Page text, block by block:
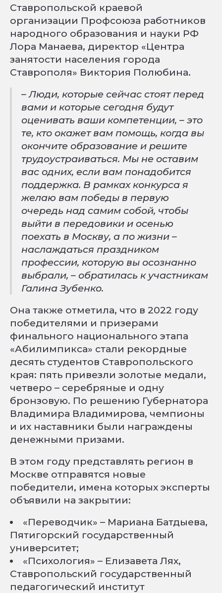
Ставропольской краевой
организации Профсоюза работников
народного образования и науки РФ
Лора Манаева, директор «Центра
занятости населения города
Ставрополя» Виктория Полюбина.
– Люди, которые сейчас стоят перед
вами и которые сегодня будут
оценивать ваши компетенции, – это
те, кто окажет вам помощь, когда вы
окончите образование и решите
трудоустраиваться. Мы не оставим
вас одних, если вам понадобится
поддержка. В рамках конкурса я
желаю вам победы в первую
очередь над самим собой, чтобы
выйти в передовики и осенью
поехать в Москву, а по жизни –
наслаждаться праздником
профессии, которую вы осознанно
выбрали, – обратилась к участникам
Галина Зубенко.
Она также отметила, что в 2022 году
победителями и призерами
финального национального этапа
«Абилимпикса» стали рекордные
десять студентов Ставропольского
края: пять привезли золотые медали,
четверо – серебряные и одну
бронзовую. По решению Губернатора
Владимира Владимирова, чемпионы
и их наставники были награждены
денежными призами.
В этом году представлять регион в
Москве отправятся новые
победители, имена которых эксперты
объявили на закрытии:
«Переводчик» – Мариана Батдыева,
Пятигорский государственный
университет;
«Психология» – Елизавета Лях,
Ставропольский государственный
педагогический институт